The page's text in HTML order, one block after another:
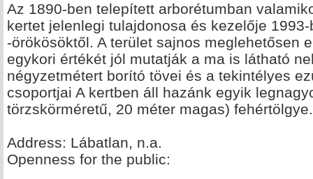
Az 1890-ben telepített arborétumban
kertet jelenlegi tulajdonosa és kezelője
-örökösöktől. A terület sajnos meglehetősen
egykori értékét jól mutatják a ma is látható
négyzetmétert borító tövei és a tekintélyes
csoportjai A kertben áll hazánk egyik
törzskörméretű, 20 méter magas) fehértölgye.
Address: Lábatlan, n.a.
Openness for the public: